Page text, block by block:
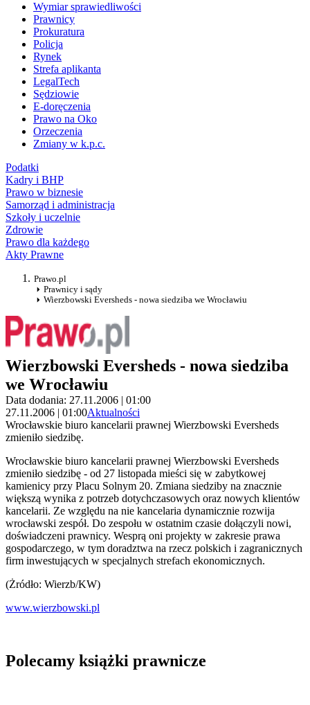
Wymiar sprawiedliwości
Prawnicy
Prokuratura
Policja
Rynek
Strefa aplikanta
LegalTech
Sędziowie
E-doręczenia
Prawo na Oko
Orzeczenia
Zmiany w k.p.c.
Podatki
Kadry i BHP
Prawo w biznesie
Samorząd i administracja
Szkoły i uczelnie
Zdrowie
Prawo dla każdego
Akty Prawne
Prawo.pl
Prawnicy i sądy
Wierzbowski Eversheds - nowa siedziba we Wrocławiu
Wierzbowski Eversheds - nowa siedziba
we Wrocławiu
Data dodania: 27.11.2006 | 01:00
27.11.2006 | 01:00Aktualności
Wrocławskie biuro kancelarii prawnej Wierzbowski Eversheds
zmieniło siedzibę.
Wrocławskie biuro kancelarii prawnej Wierzbowski Eversheds
zmieniło siedzibę - od 27 listopada mieści się w zabytkowej
kamienicy przy Placu Solnym 20. Zmiana siedziby na znacznie
większą wynika z potrzeb dotychczasowych oraz nowych klientów
kancelarii. Ze względu na nie kancelaria dynamicznie rozwija
wrocławski zespół. Do zespołu w ostatnim czasie dołączyli nowi,
doświadczeni prawnicy. Wesprą oni projekty w zakresie prawa
gospodarczego, w tym doradztwa na rzecz polskich i zagranicznych
firm inwestujących w specjalnych strefach ekonomicznych.
(Żródło: Wierzb/KW)
www.wierzbowski.pl
Polecamy książki prawnicze